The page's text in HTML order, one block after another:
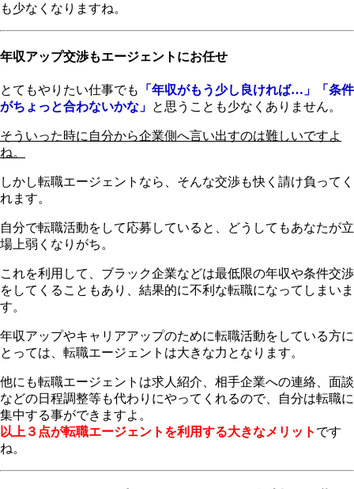
も少なくなりますね。
年収アップ交渉もエージェントにお任せ
とてもやりたい仕事でも
「年収がもう少し良ければ…」「条件
がちょっと合わないかな」 と思うことも少なくありません。
そういった時に自分から企業側へ言い出すのは難しいですよ
ね。
しかし転職エージェントなら、そんな交渉も快く請け負ってく
れます。
自分で転職活動をして応募していると、どうしてもあなたが立
場上弱くなりがち。
これを利用して、ブラック企業などは最低限の年収や条件交渉
をしてくることもあり、結果的に不利な転職になってしまいま
す。
年収アップやキャリアアップのために転職活動をしている方に
とっては、転職エージェントは大きな力となります。
他にも転職エージェントは求人紹介、相手企業への連絡、面談
などの日程調整等も代わりにやってくれるので、自分は転職に
集中する事ができますよ。
以上３点が転職エージェントを利用する大きなメリット です
ね。